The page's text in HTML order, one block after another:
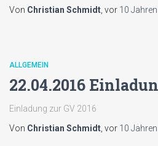
Von Christian Schmidt , vor 10 Jahren
ALLGEMEIN
22.04.2016
Einladung zur GV 2016
Von Christian Schmidt , vor 10 Jahren